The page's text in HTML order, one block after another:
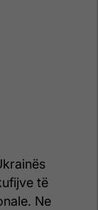
të
Ne